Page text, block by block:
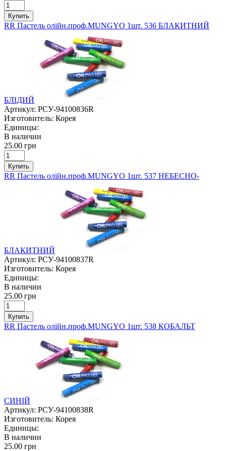
Купить
RR Пастель олійн.проф.MUNGYO 1шт. 536 БЛАКИТНИЙ
БЛІДИЙ
Артикул: РСУ-94100836R
Изготовитель: Корея
Единицы:
В наличии
25.00 грн
Купить
RR Пастель олійн.проф.MUNGYO 1шт. 537 НЕБЕСНО-
БЛАКИТНИЙ
Артикул: РСУ-94100837R
Изготовитель: Корея
Единицы:
В наличии
25.00 грн
Купить
RR Пастель олійн.проф.MUNGYO 1шт. 538 КОБАЛЬТ
СИНІЙ
Артикул: РСУ-94100838R
Изготовитель: Корея
Единицы:
В наличии
25.00 грн